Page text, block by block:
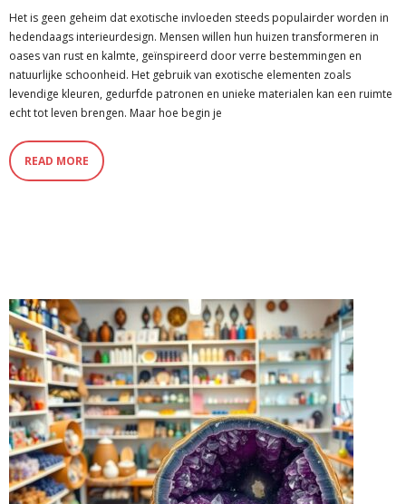
Het is geen geheim dat exotische invloeden steeds populairder worden in
hedendaags interieurdesign. Mensen willen hun huizen transformeren in
oases van rust en kalmte, geïnspireerd door verre bestemmingen en
natuurlijke schoonheid. Het gebruik van exotische elementen zoals
levendige kleuren, gedurfde patronen en unieke materialen kan een ruimte
echt tot leven brengen. Maar hoe begin je
READ MORE